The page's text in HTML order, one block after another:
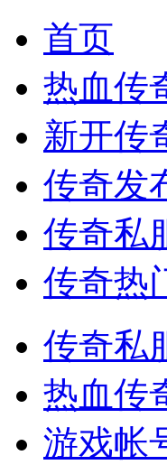
首页
热血传
新开传
传奇发
传奇私
传奇热
传奇私
热血传
游戏帐